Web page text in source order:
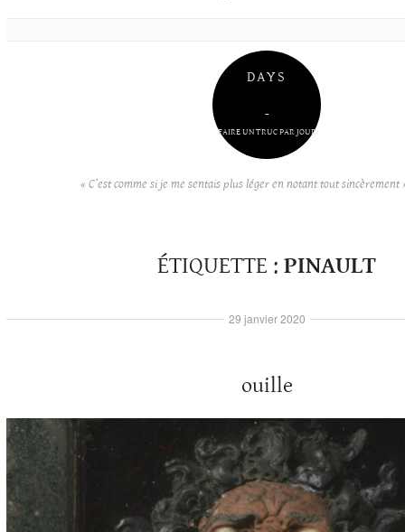
DAYS
–
FAIRE UN TRUC PAR JOUR
« C’est comme si je me sentais plus léger en notant tout sincèrement
ÉTIQUETTE : PINAULT
ouille
29 janvier 2020